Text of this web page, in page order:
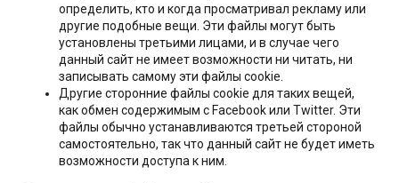
определить, кто и когда просматривал рекламу или
другие подобные вещи. Эти файлы могут быть
установлены третьими лицами, и в случае чего
данный сайт не имеет возможности ни читать, ни
записывать самому эти файлы cookie.
Другие сторонние файлы cookie для таких вещей,
как обмен содержимым с Facebook или Twitter. Эти
файлы обычно устанавливаются третьей стороной
самостоятельно, так что данный сайт не будет иметь
возможности доступа к ним.